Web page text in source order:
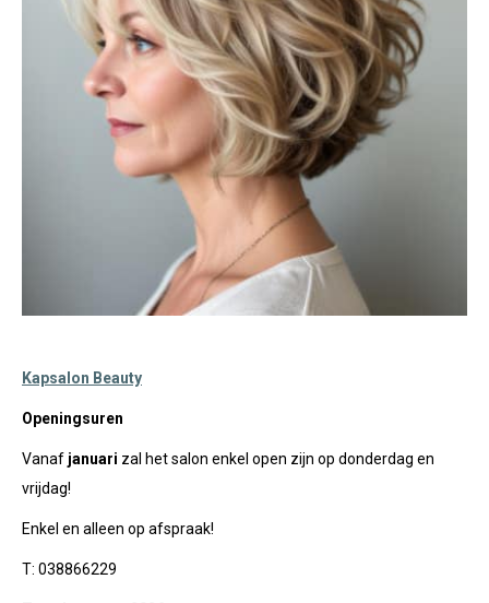
Kapsalon Beauty
Openingsuren
Vanaf januari zal het salon enkel open zijn op donderdag en
vrijdag!
Enkel en alleen op afspraak!
T: 038866229